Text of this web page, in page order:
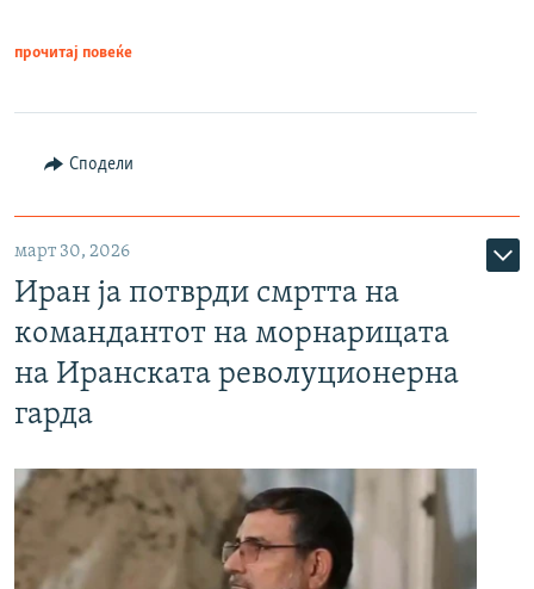
прочитај повеќе
Сподели
март 30, 2026
Иран ја потврди смртта на
командантот на морнарицата
на Иранската револуционерна
гарда